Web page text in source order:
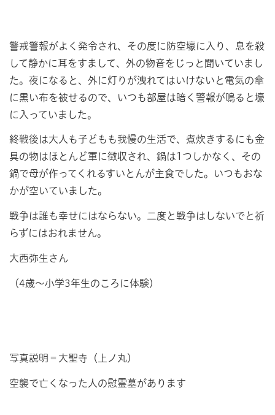
警戒警報がよく発令され、その度に防空壕に入り、息を殺
して静かに耳をすまして、外の物音をじっと聞いていまし
た。夜になると、外に灯りが洩れてはいけないと電気の傘
に黒い布を被せるので、いつも部屋は暗く警報が鳴ると壕
に入っていました。
終戦後は大人も子どもも我慢の生活で、煮炊きするにも金
具の物はほとんど軍に徴収され、鍋は1つしかなく、その
鍋で母が作ってくれるすいとんが主食でした。いつもおな
かが空いていました。
戦争は誰も幸せにはならない。二度と戦争はしないでと祈
らずにはおれません。
大西弥生さん
（4歳～小学3年生のころに体験）
写真説明＝大聖寺（上ノ丸）
空襲で亡くなった人の慰霊墓があります